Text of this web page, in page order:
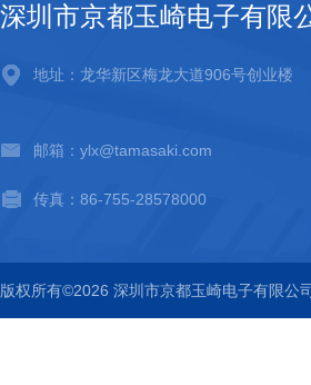
深圳市京都玉崎电子有限
地址：龙华新区梅龙大道906号创业楼
邮箱：ylx@tamasaki.com
传真：86-755-28578000
版权所有©2026 深圳市京都玉崎电子有限公